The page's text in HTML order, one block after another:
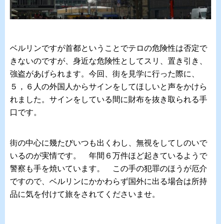
ベルリンですが首都ということでテロの危険性は否定で
きないのですが、身近な危険性として スリ、置き引き、
強盗があげられます。今回、 街を見学に行った際に、
５，６人の外国人からサインをしてほしいと声をかけら
れました。 サインをしている間に財布を抜き取られる手
口です。
街の中心に幾たびいつも出くわし、 無視をしてしのいで
いるのが実情です。 年間６万件ほど起きているようで
警察も手を焼いています。 この手の犯罪のほうが厄介
ですので、 ベルリンにかかわらず国外に出る場合は所持
品に気を付けて旅をされてくださいませ。